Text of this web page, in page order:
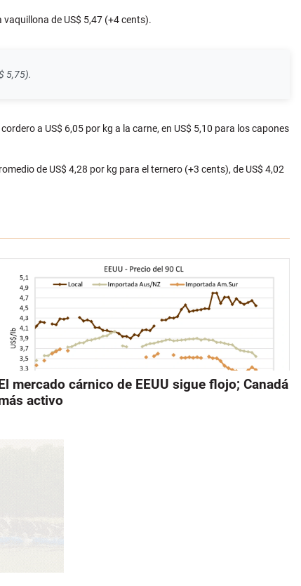
de US$ 5,47 (+4 cents).
5,75).
a US$ 6,05 por kg a la carne, en US$ 5,10 para los capones
de US$ 4,28 por kg para el ternero (+3 cents), de US$ 4,02
mercado cárnico de EEUU sigue flojo; Canadá
activo